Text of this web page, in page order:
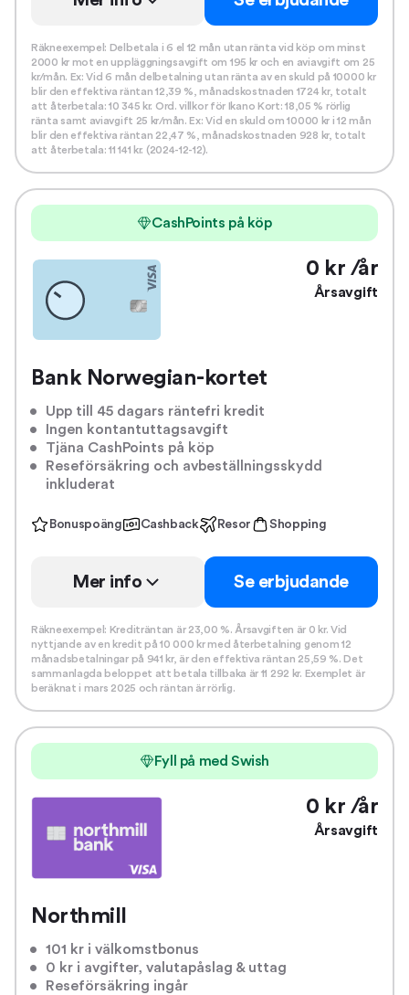
Räkneexempel: Delbetala i 6 el 12 mån utan ränta vid köp om minst
2000 kr mot en uppläggningsavgift om 195 kr och en aviavgift om 25
kr/mån. Ex: Vid 6 mån delbetalning utan ränta av en skuld på 10000 kr
blir den effektiva räntan 12,39 %, månadskostnaden 1724 kr, totalt
att återbetala: 10 345 kr. Ord. villkor för Ikano Kort: 18,05 % rörlig
ränta samt aviavgift 25 kr/mån. Ex: Vid en skuld om 10000 kr i 12 mån
blir den effektiva räntan 22,47 %, månadskostnaden 928 kr, totalt
att återbetala: 11 141 kr. (2024-12-12).
CashPoints på köp
0 kr /år
Årsavgift
Bank Norwegian-kortet
Upp till 45 dagars räntefri kredit
Ingen kontantuttagsavgift
Tjäna CashPoints på köp
Reseförsäkring och avbeställningsskydd
inkluderat
Bonuspoäng Cashback Resor Shopping
Mer info Se erbjudande
Räkneexempel: Krediträntan är 23,00 %. Årsavgiften är 0 kr. Vid
nyttjande av en kredit på 10 000 kr med återbetalning genom 12
månadsbetalningar på 941 kr, är den effektiva räntan 25,59 %. Det
sammanlagda beloppet att betala tillbaka är 11 292 kr. Exemplet är
beräknat i mars 2025 och räntan är rörlig.
Fyll på med Swish
0 kr /år
Årsavgift
Northmill
101 kr i välkomstbonus
0 kr i avgifter, valutapåslag & uttag
Reseförsäkring ingår